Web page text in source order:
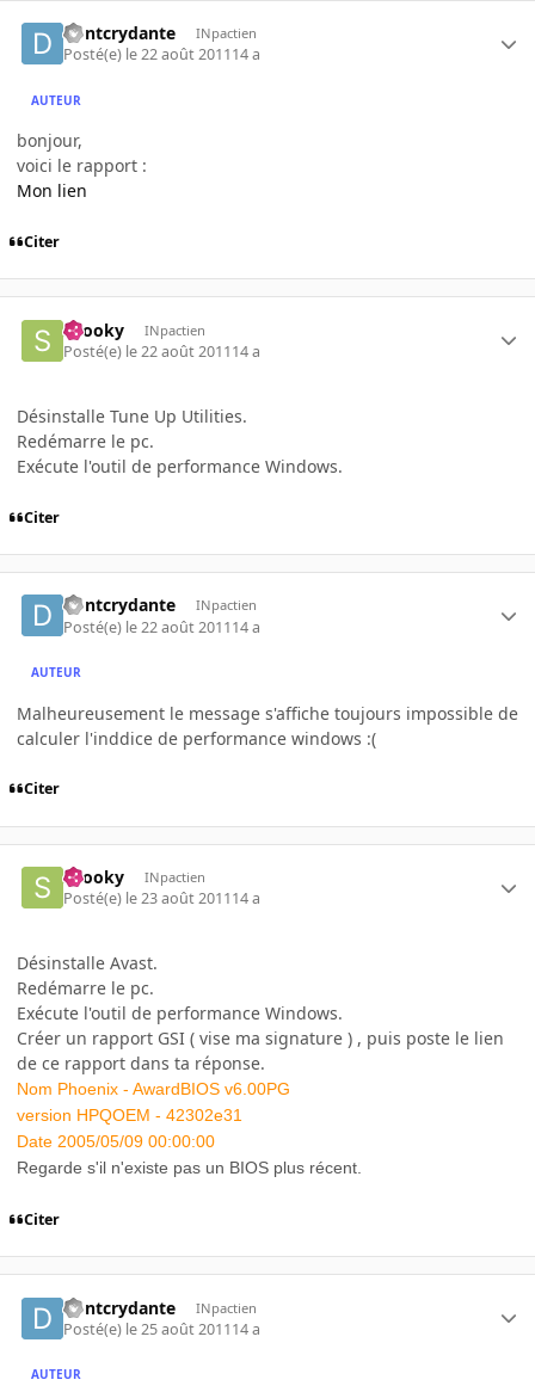
dontcrydante INpactien
Posté(e) le 22 août 201114 a
AUTEUR
bonjour,
voici le rapport :
Mon lien
Citer
snooky INpactien
Posté(e) le 22 août 201114 a
Désinstalle Tune Up Utilities.
Redémarre le pc.
Exécute l'outil de performance Windows.
Citer
dontcrydante INpactien
Posté(e) le 22 août 201114 a
AUTEUR
Malheureusement le message s'affiche toujours impossible de
calculer l'inddice de performance windows :(
Citer
snooky INpactien
Posté(e) le 23 août 201114 a
Désinstalle Avast.
Redémarre le pc.
Exécute l'outil de performance Windows.
Créer un rapport GSI ( vise ma signature ) , puis poste le lien
de ce rapport dans ta réponse.
Nom Phoenix - AwardBIOS v6.00PG
version HPQOEM - 42302e31
Date 2005/05/09 00:00:00
Regarde s'il n'existe pas un BIOS plus récent.
Citer
dontcrydante INpactien
Posté(e) le 25 août 201114 a
AUTEUR